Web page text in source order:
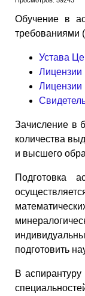
Обучение в
требованиями
Устава
Лицензии
Лицензии
Зачисление в
количества
и высшего
Подготовка
подготовить
В